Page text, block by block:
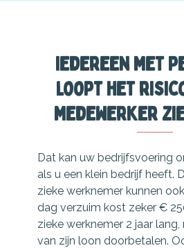
Iedereen met
loopt het
medewerker
Dat kan uw bedrijfsvoering
als u een klein bedrijf heeft.
zieke werknemer kunnen
dag verzuim kost zeker €
zieke werknemer 2 jaar lang,
van zijn loon doorbetalen.